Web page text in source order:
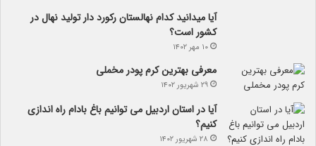
آیا می­دانید کدام نهالستان رکورد دار تولید نهال­ در
کشور است؟
۱۰ مهر ۱۴۰۲
معرفی بهترین کرم پودر مخملی
۲۹ شهریور ۱۴۰۲
آیا در استان اردبیل می توانیم باغ بادام راه اندازی
کنیم؟
۲۸ شهریور ۱۴۰۲